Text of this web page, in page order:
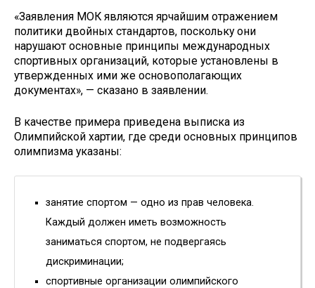
«Заявления МОК являются ярчайшим отражением
политики двойных стандартов, поскольку они
нарушают основные принципы международных
спортивных организаций, которые установлены в
утвержденных ими же основополагающих
документах», — сказано в заявлении.
В качестве примера приведена выписка из
Олимпийской хартии, где среди основных принципов
олимпизма указаны:
занятие спортом — одно из прав человека.
Каждый должен иметь возможность
заниматься спортом, не подвергаясь
дискриминации;
спортивные организации олимпийского